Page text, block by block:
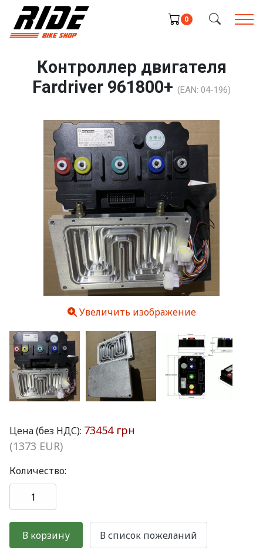
0
Контроллер двигателя
Fardriver 961800+ (EAN: 04-196)
Увеличить изображение
Цена (без НДС): 73454 грн
(1373 EUR)
Количество: